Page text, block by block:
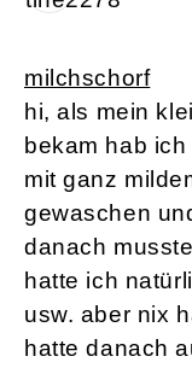
milchschorf
hi, als mein
bekam hab
mit ganz
gewaschen
danach
hatte ich
usw. aber nix
hatte danach